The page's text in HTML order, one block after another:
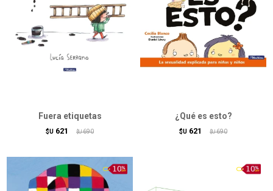
Fuera etiquetas
$U 621 $U 690
¿Qué es esto?
$U 621 $U 690